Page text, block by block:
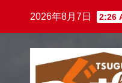
2026年8月7日 2:26